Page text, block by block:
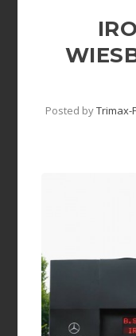
Posted byTrimax-